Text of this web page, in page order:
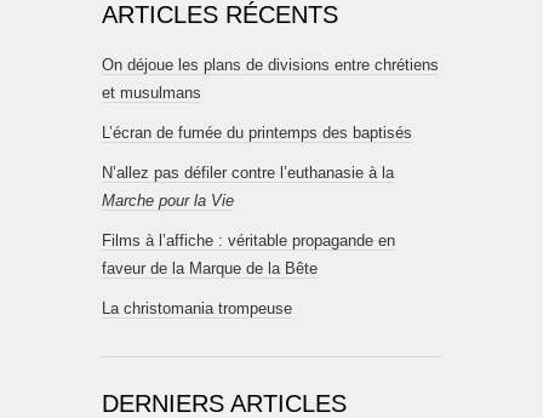
ARTICLES RÉCENTS
On déjoue les plans de divisions entre chrétiens
et musulmans
L’écran de fumée du printemps des baptisés
N’allez pas défiler contre l’euthanasie à la
Marche pour la Vie
Films à l’affiche : véritable propagande en
faveur de la Marque de la Bête
La christomania trompeuse
DERNIERS ARTICLES